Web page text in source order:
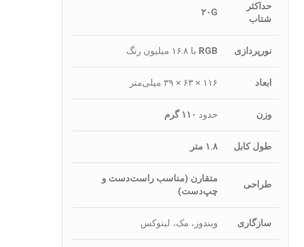
حداکثر
شتاب
۲۰G
نورپردازی RGB با ۱۶.۸ میلیون رنگ
ابعاد ۱۱۶ × ۶۳ × ۳۹ میلی‌متر
وزن حدود ۱۱۰ گرم
طول کابل ۱.۸ متر
طراحی
متقارن (مناسب راست‌دست و
چپ‌دست)
سازگاری ویندوز، مک، لینوکس